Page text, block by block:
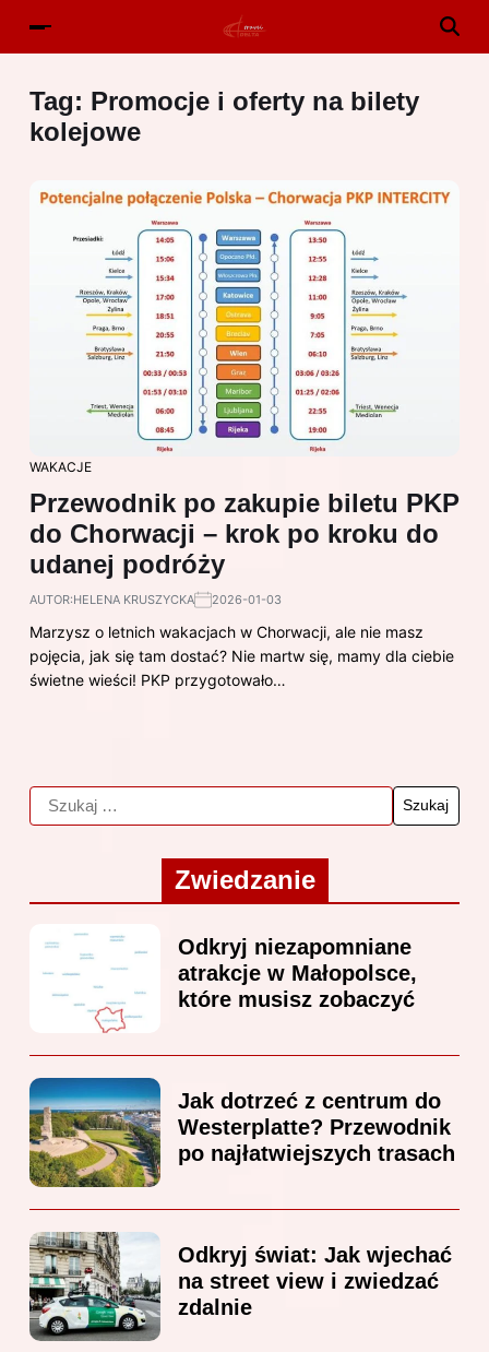
Tag: Promocje i oferty na bilety
kolejowe
WAKACJE
Przewodnik po zakupie biletu PKP
do Chorwacji – krok po kroku do
udanej podróży
AUTOR:HELENA KRUSZYCKA 2026-01-03
Marzysz o letnich wakacjach w Chorwacji, ale nie masz
pojęcia, jak się tam dostać? Nie martw się, mamy dla ciebie
świetne wieści! PKP przygotowało…
Zwiedzanie
Odkryj niezapomniane
atrakcje w Małopolsce,
które musisz zobaczyć
Jak dotrzeć z centrum do
Westerplatte? Przewodnik
po najłatwiejszych trasach
Odkryj świat: Jak wjechać
na street view i zwiedzać
zdalnie